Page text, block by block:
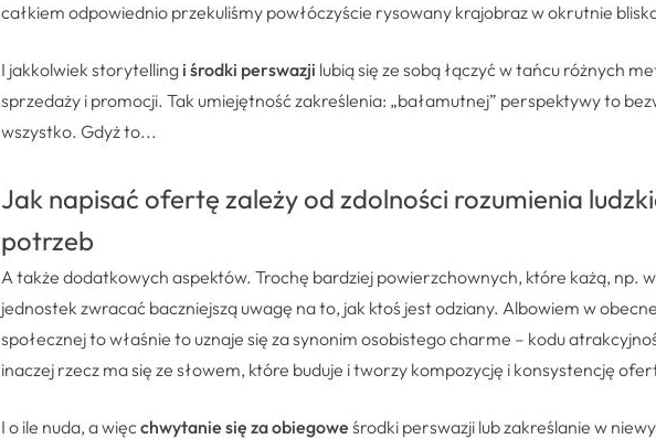
całkiem odpowiednio przekuliśmy powłóczyście rysowany krajobraz w okrutnie
I jakkolwiek storytelling i środki perswazji lubią się ze sobą łączyć w tańcu różnych
sprzedaży i promocji. Tak umiejętność zakreślenia: „bałamutnej” perspektywy to
wszystko. Gdyż to...
Jak napisać ofertę zależy od zdolności rozumienia
potrzeb
A także dodatkowych aspektów. Trochę bardziej powierzchownych, które każą, np.
jednostek zwracać baczniejszą uwagę na to, jak ktoś jest odziany. Albowiem w
społecznej to właśnie to uznaje się za synonim osobistego charme – kodu
inaczej rzecz ma się ze słowem, które buduje i tworzy kompozycję i konsystencję
I o ile nuda, a więcchwytanie się za obiegowe środki perswazji lub zakreślanie w